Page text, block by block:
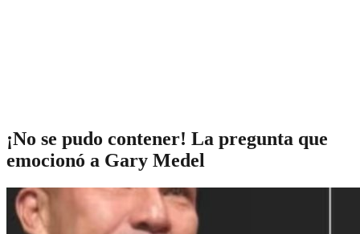
¡No se pudo contener! La pregunta que
emocionó a Gary Medel